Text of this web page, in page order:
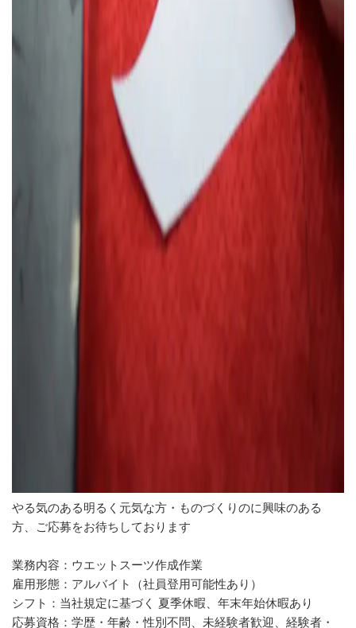
やる気のある明るく元気な方・ものづくりのに興味のある
方、ご応募をお待ちしております
業務内容：ウエットスーツ作成作業
雇用形態：アルバイト（社員登用可能性あり）
シフト：当社規定に基づく 夏季休暇、年末年始休暇あり
応募資格：学歴・年齢・性別不問、未経験者歓迎、経験者・